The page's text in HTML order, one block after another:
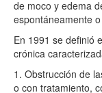
de moco y edema
espontáneamente
En 1991 se definió
crónica
1. Obstrucción de
o con tratamiento,